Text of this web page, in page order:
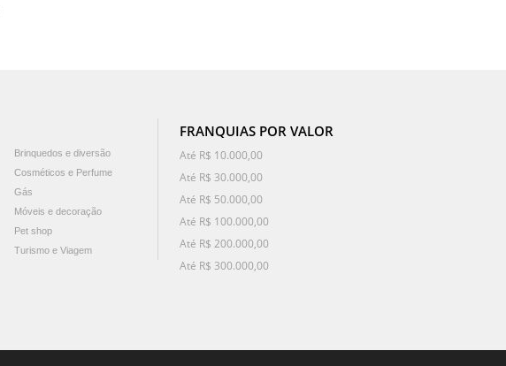
Brinquedos e diversão
Cosméticos e Perfume
Gás
Móveis e decoração
Pet shop
Turismo e Viagem
FRANQUIAS POR VALOR
Até R$ 10.000,00
Até R$ 30.000,00
Até R$ 50.000,00
Até R$ 100.000,00
Até R$ 200.000,00
Até R$ 300.000,00